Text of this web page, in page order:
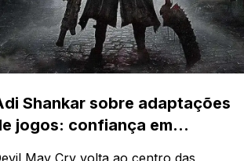
Shankar sobre adaptações
jogos: confiança em